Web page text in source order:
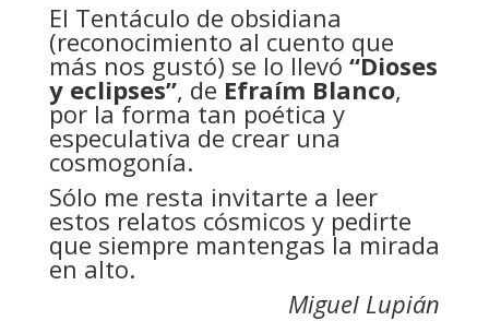
El Tentáculo de obsidiana
(reconocimiento al cuento que
más nos gustó) se lo llevó “Dioses
y eclipses”, deEfraím Blanco,
por la forma tan poética y
especulativa de crear una
cosmogonía.
Sólo me resta invitarte a leer
estos relatos cósmicos y pedirte
que siempre mantengas la mirada
en alto.
Miguel Lupián